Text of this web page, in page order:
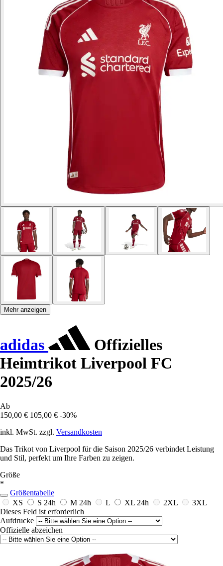
Mehr anzeigen
adidas
Offizielles
Heimtrikot Liverpool FC
2025/26
Ab
150,00 € 105,00 € -30%
inkl. MwSt. zzgl. Versandkosten
Das Trikot von Liverpool für die Saison 2025/26 verbindet Leistung
und Stil, perfekt um Ihre Farben zu zeigen.
Größe
*
Größentabelle
XS
S 24h M 24h L XL 24h 2XL
3XL
Dieses Feld ist erforderlich
Aufdrucke
Offizielle abzeichen